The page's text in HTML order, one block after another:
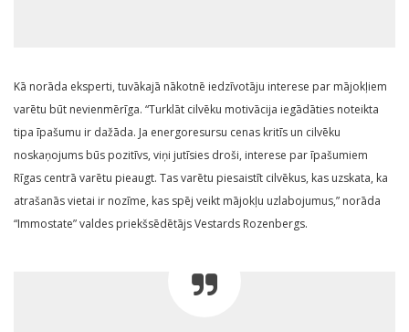
Kā norāda eksperti, tuvākajā nākotnē iedzīvotāju interese par mājokļiem
varētu būt nevienmērīga. “Turklāt cilvēku motivācija iegādāties noteikta
tipa īpašumu ir dažāda. Ja energoresursu cenas kritīs un cilvēku
noskaņojums būs pozitīvs, viņi jutīsies droši, interese par īpašumiem
Rīgas centrā varētu pieaugt. Tas varētu piesaistīt cilvēkus, kas uzskata, ka
atrašanās vietai ir nozīme, kas spēj veikt mājokļu uzlabojumus,” norāda
“Immostate” valdes priekšsēdētājs Vestards Rozenbergs.